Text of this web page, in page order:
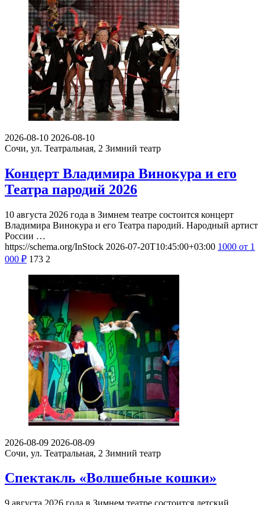
2026-08-10 2026-08-10
Сочи, ул. Театральная, 2 Зимний театр
Концерт Владимира Винокура и его
Театра пародий 2026
10 августа 2026 года в Зимнем театре состоится концерт
Владимира Винокура и его Театра пародий. Народный артист
России …
https://schema.org/InStock 2026-07-20T10:45:00+03:00 1000 от 1
000 ₽ 173 2
2026-08-09 2026-08-09
Сочи, ул. Театральная, 2 Зимний театр
Спектакль «Волшебные кошки»